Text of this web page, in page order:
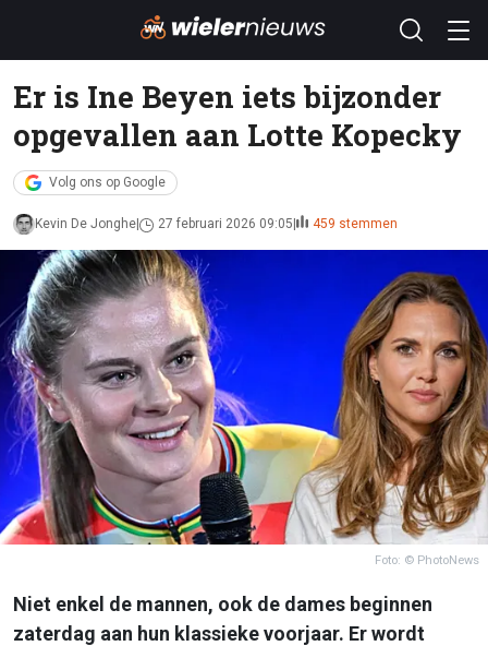
Er is Ine Beyen iets bijzonder
opgevallen aan Lotte Kopecky
Volg ons op Google
Kevin De Jonghe 27 februari 2026 09:05 459 stemmen
Foto: © PhotoNews
Niet enkel de mannen, ook de dames beginnen
zaterdag aan hun klassieke voorjaar. Er wordt